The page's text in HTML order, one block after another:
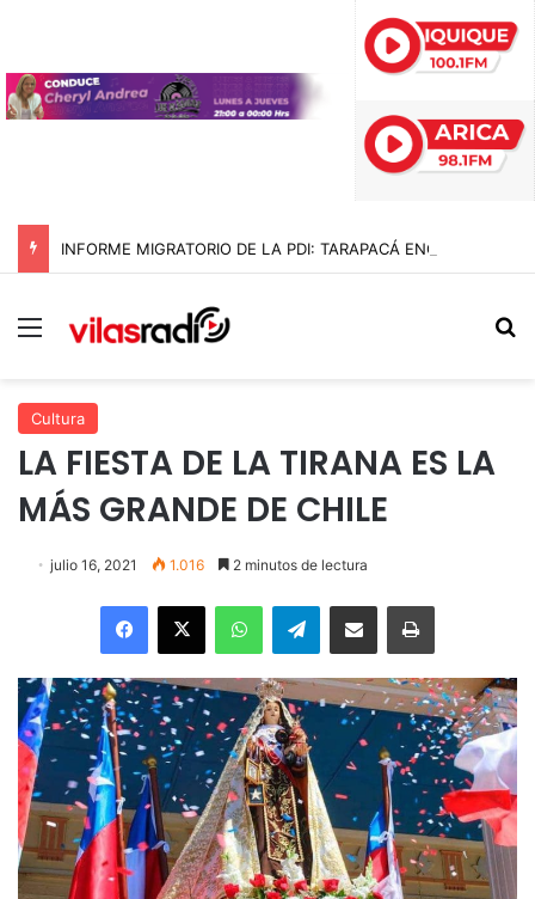
Menú
Cultura
LA FIESTA DE LA TIRANA ES LA
MÁS GRANDE DE CHILE
julio 16, 2021 1.016 2 minutos de lectura
Facebook
X WhatsAppTelegramEnviar vía email Imprimir